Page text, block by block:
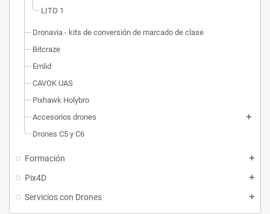
LITO 1
Dronavia - kits de conversión de marcado de clase
Bitcraze
Emlid
CAVOK UAS
Pixhawk Holybro
Accesorios drones
Drones C5 y C6
Formación
Pix4D
Servicios con Drones